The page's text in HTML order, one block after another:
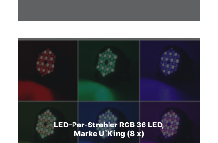
LED-Par-Strahler RGB 36 LED,
Marke U`King (8 x)